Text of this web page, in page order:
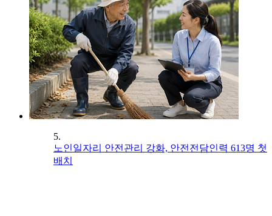
5.
노인일자리 안전관리 강화, 안전전담인력 613명 첫
배치